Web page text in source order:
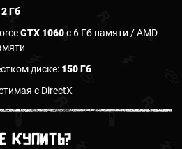
Гб
GTX 1060с 6 Гб памяти / AMD
диске: 150 Гб
с DirectX
купить?